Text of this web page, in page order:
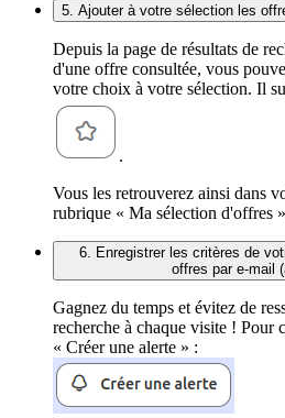
5. Ajouter à votre sélection les
Depuis la page de résultats de
d'une offre consultée, vous
votre choix à votre sélection. Il
.
Vous les retrouverez ainsi dans
rubrique « Ma sélection d'offres
6. Enregistrer les critères de
offres par e-mail
Gagnez du temps et évitez de
recherche à chaque visite ! Pour
« Créer une alerte » :